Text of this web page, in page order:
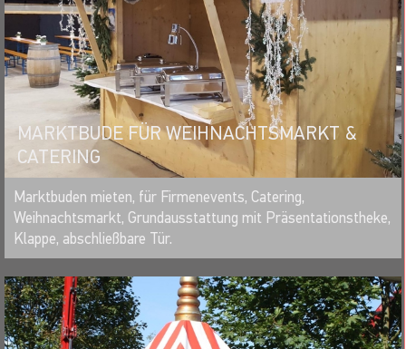
MARKTBUDE FÜR WEIHNACHTSMARKT &
CATERING
MERKEN
Marktbuden mieten, für Firmenevents, Catering,
Weihnachtsmarkt, Grundausstattung mit Präsentationstheke,
Klappe, abschließbare Tür.